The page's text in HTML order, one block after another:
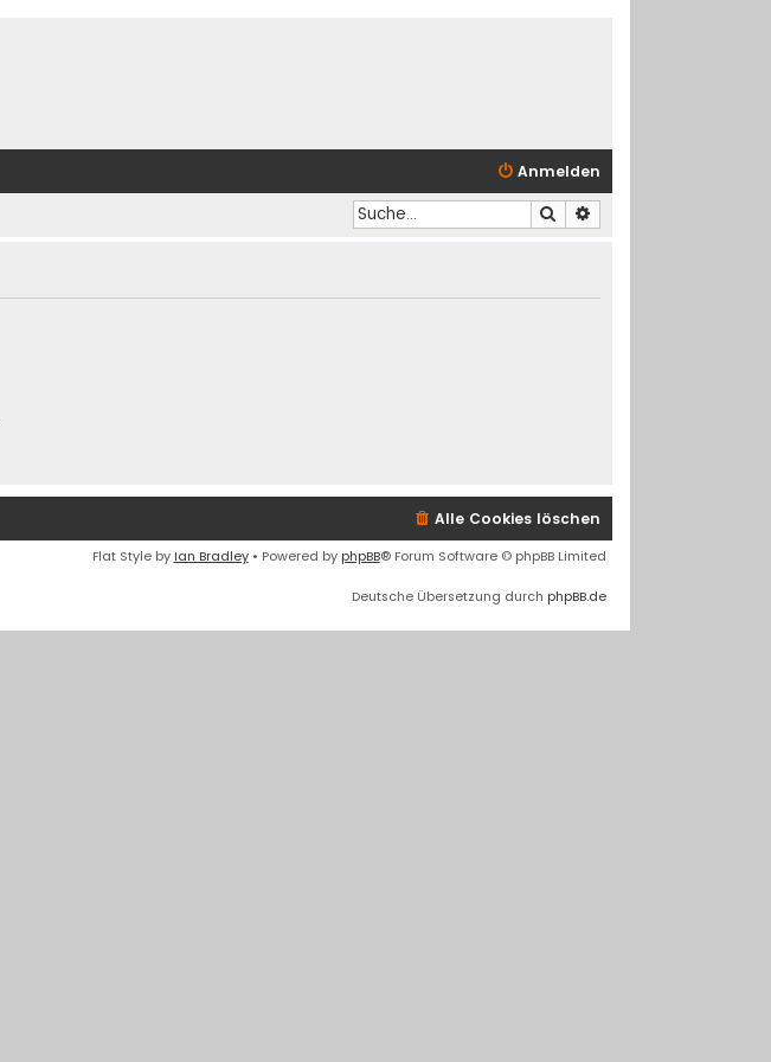
Anmelden
Suche
Alle Cookies löschen
Flat Style by Ian Bradley• Powered by phpBB® Forum Software © phpBB Limited
Deutsche Übersetzung durch phpBB.de